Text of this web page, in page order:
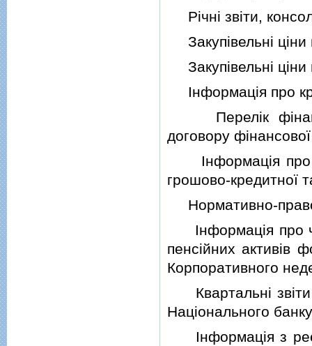
Рiчнi звiти,
Закупiвельнi цiни
Закупiвельнi цiни
Iнформацiя про
Перелiк
договору
Iнформацiя про
грошово-кредитної
Нормативно-
Iнформацiя про
пенсiйних активiв
Корпоративного
Квартальнi звiти
Нацiонального банку
Iнформацiя з